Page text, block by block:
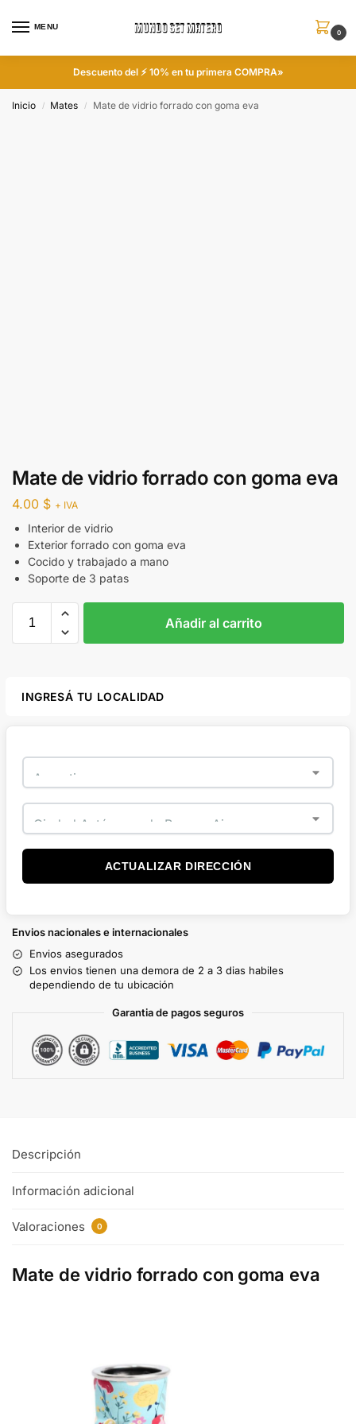
MENU
0
Descuento del ⚡ 10% en tu primera COMPRA»
Inicio / Mates / Mate de vidrio forrado con goma eva
Mate de vidrio forrado con goma eva
4.00 $ + IVA
Interior de vidrio
Exterior forrado con goma eva
Cocido y trabajado a mano
Soporte de 3 patas
Añadir al carrito
INGRESÁ TU LOCALIDAD
ACTUALIZAR DIRECCIÓN
Envios nacionales e internacionales
Envios asegurados
Los envios tienen una demora de 2 a 3 dias habiles
dependiendo de tu ubicación
Garantia de pagos seguros
Descripción
Información adicional
Valoraciones 0
Mate de vidrio forrado con goma eva